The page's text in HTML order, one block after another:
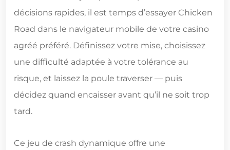
décisions rapides, il est temps d’essayer Chicken
Road dans le navigateur mobile de votre casino
agréé préféré. Définissez votre mise, choisissez
une difficulté adaptée à votre tolérance au
risque, et laissez la poule traverser — puis
décidez quand encaisser avant qu’il ne soit trop
tard.
Ce jeu de crash dynamique offre une